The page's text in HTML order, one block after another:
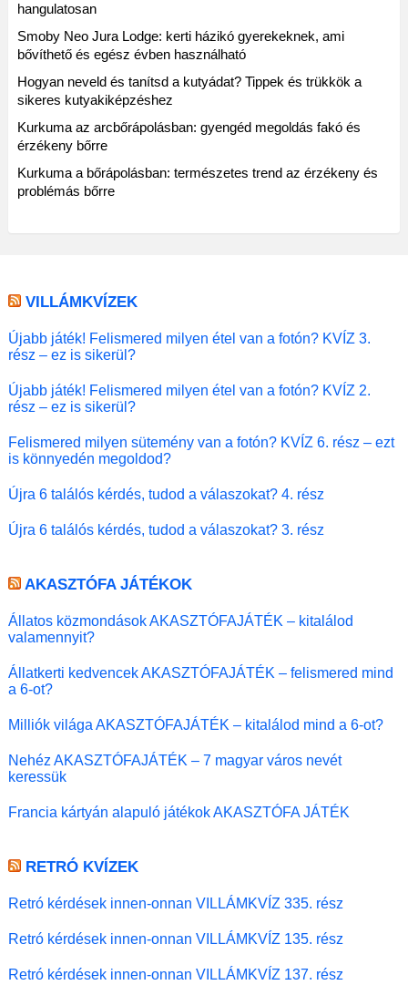
hangulatosan
Smoby Neo Jura Lodge: kerti házikó gyerekeknek, ami
bővíthető és egész évben használható
Hogyan neveld és tanítsd a kutyádat? Tippek és trükkök a
sikeres kutyakiképzéshez
Kurkuma az arcbőrápolásban: gyengéd megoldás fakó és
érzékeny bőrre
Kurkuma a bőrápolásban: természetes trend az érzékeny és
problémás bőrre
VILLÁMKVÍZEK
Újabb játék! Felismered milyen étel van a fotón? KVÍZ 3.
rész – ez is sikerül?
Újabb játék! Felismered milyen étel van a fotón? KVÍZ 2.
rész – ez is sikerül?
Felismered milyen sütemény van a fotón? KVÍZ 6. rész – ezt
is könnyedén megoldod?
Újra 6 találós kérdés, tudod a válaszokat? 4. rész
Újra 6 találós kérdés, tudod a válaszokat? 3. rész
AKASZTÓFA JÁTÉKOK
Állatos közmondások AKASZTÓFAJÁTÉK – kitalálod
valamennyit?
Állatkerti kedvencek AKASZTÓFAJÁTÉK – felismered mind
a 6-ot?
Milliók világa AKASZTÓFAJÁTÉK – kitalálod mind a 6-ot?
Nehéz AKASZTÓFAJÁTÉK – 7 magyar város nevét
keressük
Francia kártyán alapuló játékok AKASZTÓFA JÁTÉK
RETRÓ KVÍZEK
Retró kérdések innen-onnan VILLÁMKVÍZ 335. rész
Retró kérdések innen-onnan VILLÁMKVÍZ 135. rész
Retró kérdések innen-onnan VILLÁMKVÍZ 137. rész